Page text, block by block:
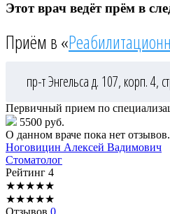
Этот врач ведёт прём в
Приём в «
пр-т Энгельса д. 107, корп. 4,
Первичный прием по
5500 руб.
О данном враче пока нет отзывов.
Ноговицин Алексей Вадимович
Стоматолог
Рейтинг 4
★★★★★
★★★★★